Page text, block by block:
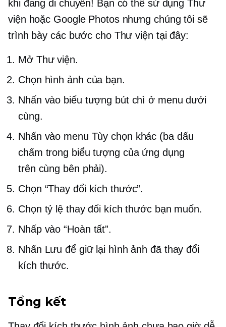
khi đang di chuyển! Bạn có thể sử dụng Thư
viện hoặc Google Photos nhưng chúng tôi sẽ
trình bày các bước cho Thư viện tại đây:
Mở Thư viện.
Chọn hình ảnh của bạn.
Nhấn vào biểu tượng bút chì ở menu dưới
cùng.
Nhấn vào menu Tùy chọn khác (ba dấu
chấm trong biểu tượng của ứng dụng
trên cùng bên phải).
Chọn “Thay đổi kích thước”.
Chọn tỷ lệ thay đổi kích thước bạn muốn.
Nhấp vào “Hoàn tất”.
Nhấn Lưu để giữ lại hình ảnh đã thay đổi
kích thước.
Tổng kết